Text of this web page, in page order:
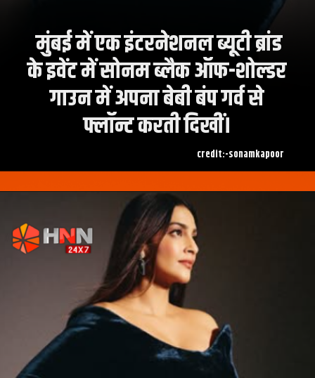
मुंबई में एक इंटरनेशनल ब्यूटी ब्रांड
के इवेंट में सोनम ब्लैक ऑफ-शोल्डर
गाउन में अपना बेबी बंप गर्व से
फ्लॉन्ट करती दिखीं।
credit:-sonamkapoor